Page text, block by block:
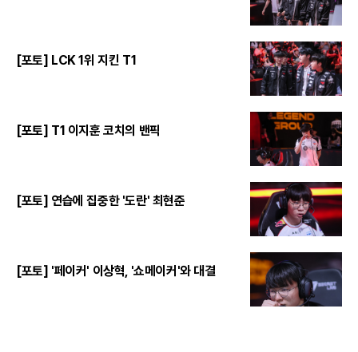
[포토] LCK 1위 지킨 T1
[포토] T1 이지훈 코치의 밴픽
[포토] 연습에 집중한 '도란' 최현준
[포토] '페이커' 이상혁, '쇼메이커'와 대결